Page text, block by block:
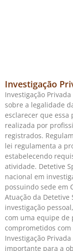
Investigação
Investigação
sobre a legalidade
esclarecer que
realizada por
registrados.
lei regulamenta a
estabelecendo
atividade. Detetive
nacional em
possuindo sede em
Atuação da Detetive
investigação
com uma equipe de
comprometidos
Investigação
importante para a